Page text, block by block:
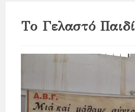
Το Γελαστό Παιδί